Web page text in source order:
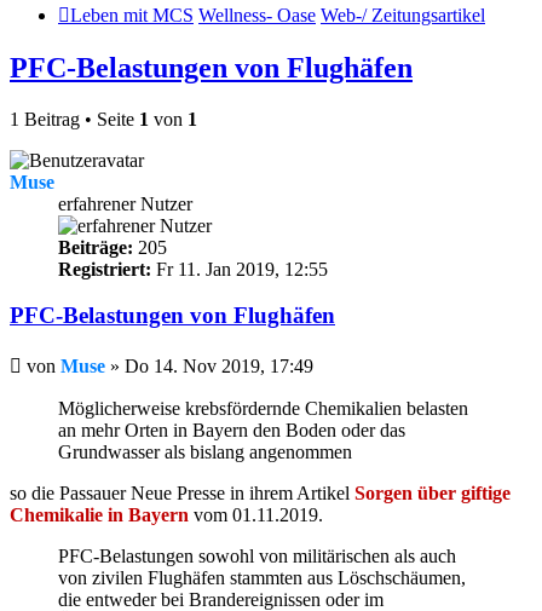
Leben mit MCS Wellness- Oase Web-/ Zeitungsartikel
PFC-Belastungen von Flughäfen
1 Beitrag • Seite 1 von 1
Muse
erfahrener Nutzer
Beiträge: 205
Registriert: Fr 11. Jan 2019, 12:55
PFC-Belastungen von Flughäfen
Beitrag
von Muse » Do 14. Nov 2019, 17:49
Möglicherweise krebsfördernde Chemikalien belasten
an mehr Orten in Bayern den Boden oder das
Grundwasser als bislang angenommen
so die Passauer Neue Presse in ihrem Artikel Sorgen über giftige
Chemikalie in Bayern vom 01.11.2019.
PFC-Belastungen sowohl von militärischen als auch
von zivilen Flughäfen stammten aus Löschschäumen,
die entweder bei Brandereignissen oder im